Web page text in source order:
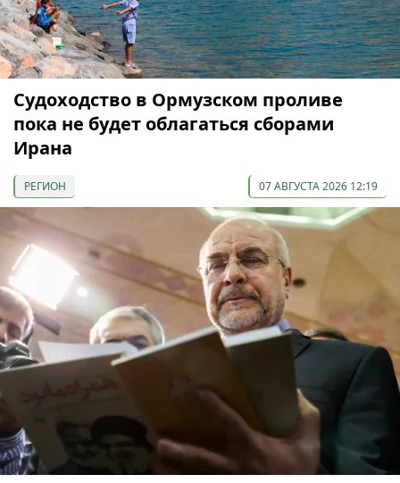
Судоходство в Ормузском проливе
пока не будет облагаться сборами
Ирана
РЕГИОН 07 АВГУСТА 2026 12:19